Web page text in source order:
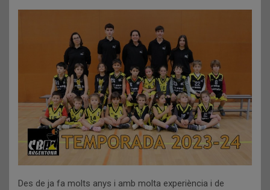
Des de ja fa molts anys i amb molta experiència i de